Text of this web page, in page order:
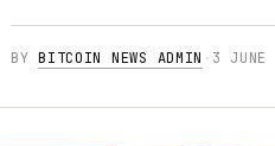
BYBITCOIN NEWS ADMIN · 3 JUNE